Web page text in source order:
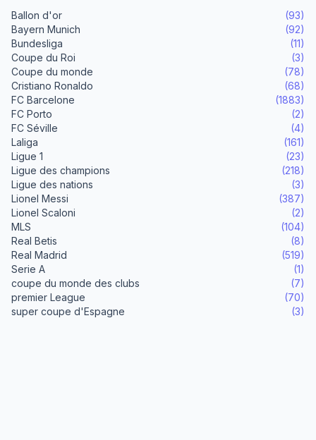
Ballon d'or
(93)
Bayern Munich
(92)
Bundesliga
(11)
Coupe du Roi
(3)
Coupe du monde
(78)
Cristiano Ronaldo
(68)
FC Barcelone
(1883)
FC Porto
(2)
FC Séville
(4)
Laliga
(161)
Ligue 1
(23)
Ligue des champions
(218)
Ligue des nations
(3)
Lionel Messi
(387)
Lionel Scaloni
(2)
MLS
(104)
Real Betis
(8)
Real Madrid
(519)
Serie A
(1)
coupe du monde des clubs
(7)
premier League
(70)
super coupe d'Espagne
(3)